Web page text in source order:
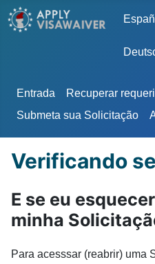
Entrada
Recuperar
Submeta sua Solicitação
Verificando
E se eu
minha
Para acesssar (reabrir) uma